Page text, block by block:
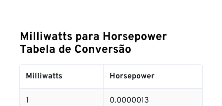
Milliwatts para Horsepower
Tabela de Conversão
Milliwatts Horsepower
1 0.0000013